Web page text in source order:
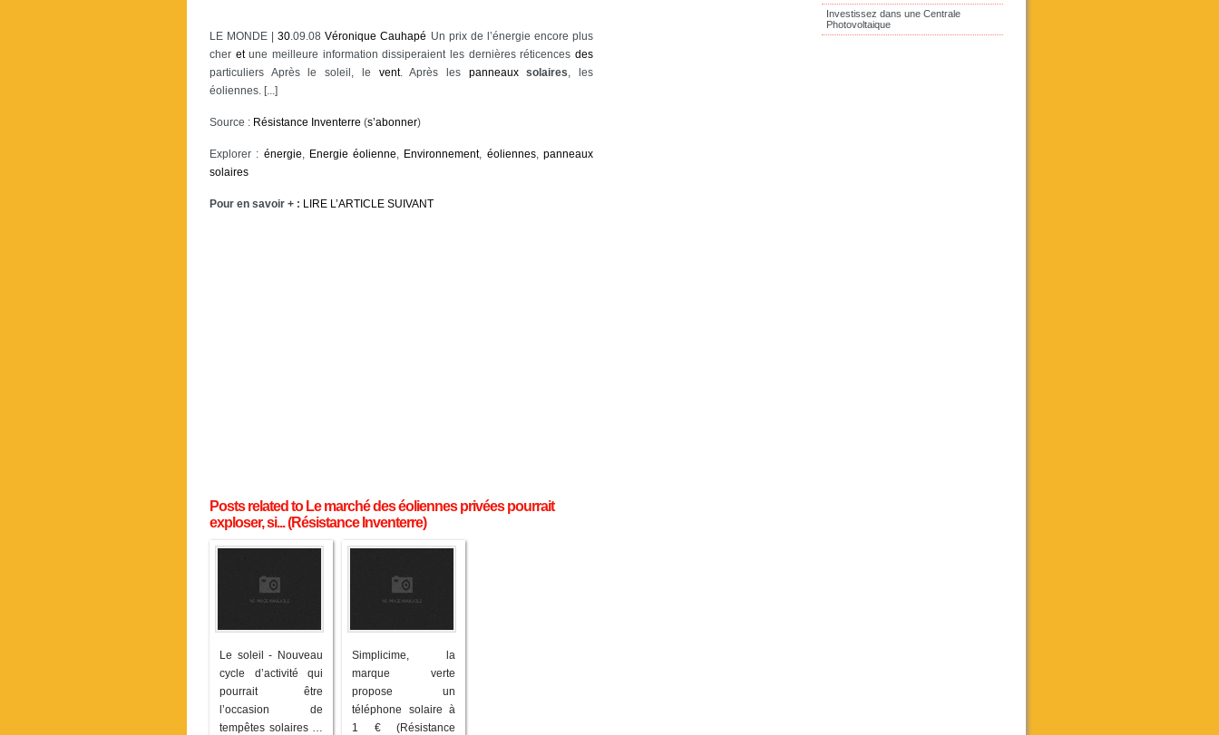
LE MONDE |30.09.08Véronique Cauhapé Un prix de l’énergie encore plus
cher etune meilleure information dissiperaient les dernières réticencesdes
particuliers Après le soleil, le vent. Après les panneaux solaires, les
éoliennes. [...]
Source : Résistance Inventerre (s’abonner)
Explorer : énergie, Energie éolienne, Environnement, éoliennes,panneaux
solaires
Pour en savoir + : LIRE L’ARTICLE SUIVANT
Posts related to Le marché des éoliennes privées pourrait
exploser, si... (Résistance Inventerre)
Le soleil - Nouveau
cycle d’activité qui
pourrait être
l’occasion de
tempêtes solaires …
Simplicime, la
marque verte
propose un
téléphone solaire à
1 € (Résistance
Investissez dans une Centrale
Photovoltaique